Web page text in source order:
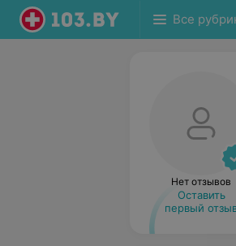
Все
Нет отзывов
Оставить
первый